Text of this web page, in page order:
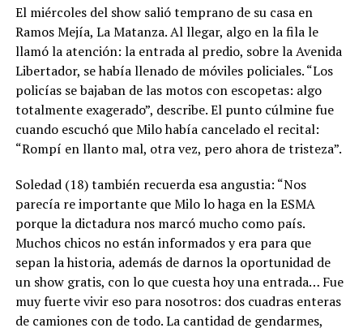
El miércoles del show salió temprano de su casa en
Ramos Mejía, La Matanza. Al llegar, algo en la fila le
llamó la atención: la entrada al predio, sobre la Avenida
Libertador, se había llenado de móviles policiales. “Los
policías se bajaban de las motos con escopetas: algo
totalmente exagerado”, describe. El punto cúlmine fue
cuando escuchó que Milo había cancelado el recital:
“Rompí en llanto mal, otra vez, pero ahora de tristeza”.
Soledad (18) también recuerda esa angustia: “Nos
parecía re importante que Milo lo haga en la ESMA
porque la dictadura nos marcó mucho como país.
Muchos chicos no están informados y era para que
sepan la historia, además de darnos la oportunidad de
un show gratis, con lo que cuesta hoy una entrada… Fue
muy fuerte vivir eso para nosotros: dos cuadras enteras
de camiones con de todo. La cantidad de gendarmes,